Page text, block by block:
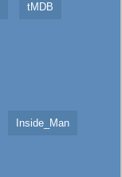
tMDB
Inside_Man